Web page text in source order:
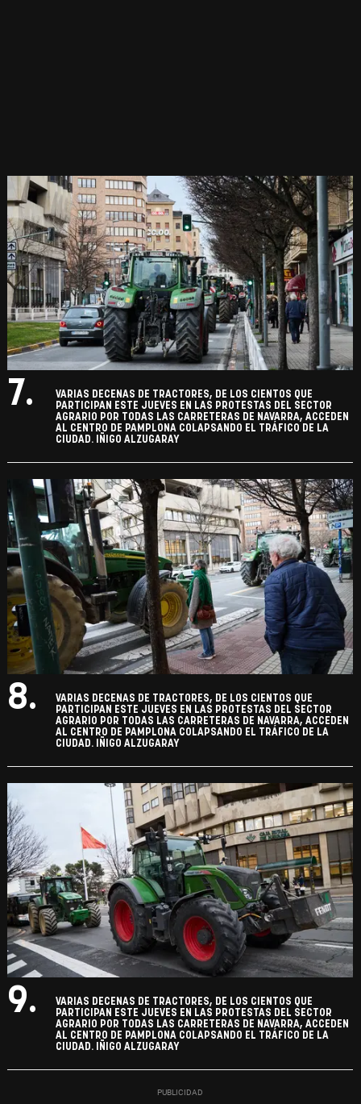
7.
VARIAS DECENAS DE TRACTORES, DE LOS CIENTOS QUE
PARTICIPAN ESTE JUEVES EN LAS PROTESTAS DEL SECTOR
AGRARIO POR TODAS LAS CARRETERAS DE NAVARRA, ACCEDEN
AL CENTRO DE PAMPLONA COLAPSANDO EL TRÁFICO DE LA
CIUDAD. IÑIGO ALZUGARAY
8.
VARIAS DECENAS DE TRACTORES, DE LOS CIENTOS QUE
PARTICIPAN ESTE JUEVES EN LAS PROTESTAS DEL SECTOR
AGRARIO POR TODAS LAS CARRETERAS DE NAVARRA, ACCEDEN
AL CENTRO DE PAMPLONA COLAPSANDO EL TRÁFICO DE LA
CIUDAD. IÑIGO ALZUGARAY
9.
VARIAS DECENAS DE TRACTORES, DE LOS CIENTOS QUE
PARTICIPAN ESTE JUEVES EN LAS PROTESTAS DEL SECTOR
AGRARIO POR TODAS LAS CARRETERAS DE NAVARRA, ACCEDEN
AL CENTRO DE PAMPLONA COLAPSANDO EL TRÁFICO DE LA
CIUDAD. IÑIGO ALZUGARAY